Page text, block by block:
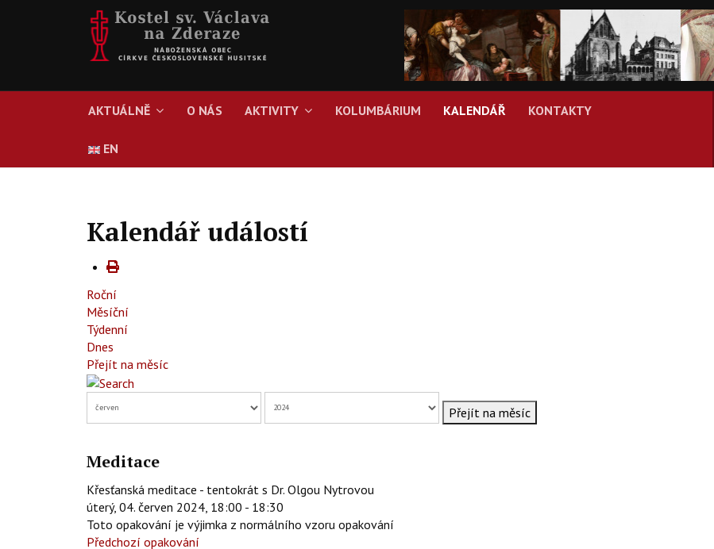
AKTUÁLNĚ O NÁS AKTIVITY KOLUMBÁRIUM KALENDÁŘ KONTAKTY
EN
Kalendář událostí
Roční
Měsíční
Týdenní
Dnes
Přejít na měsíc
Přejít na měsíc
Meditace
Křesťanská meditace - tentokrát s Dr. Olgou Nytrovou
úterý, 04. červen 2024, 18:00 - 18:30
Toto opakování je výjimka z normálního vzoru opakování
Předchozí opakování